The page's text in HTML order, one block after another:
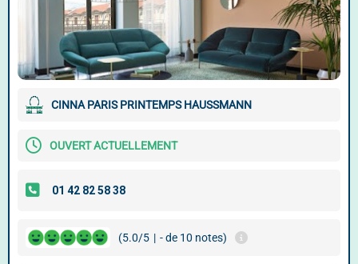
CINNA PARIS PRINTEMPS HAUSSMANN
OUVERT ACTUELLEMENT
(5.0/5 | - de 10 notes)